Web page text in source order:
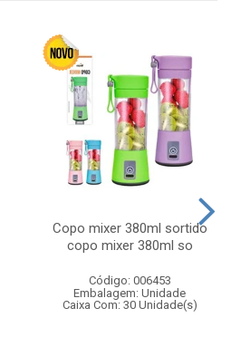
Copo mixer 380ml sortido
copo mixer 380ml so
Código: 006453
Embalagem: Unidade
Caixa Com: 30 Unidade(s)